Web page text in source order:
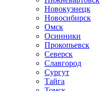
Новокузнецк
Новосибирск
Омск
Осинники
Прокопьевск
Северск
Славгород
Сургут
Тайга